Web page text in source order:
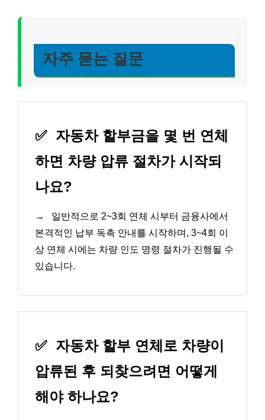
자주 묻는 질문
✅ 자동차 할부금을 몇 번 연체
하면 차량 압류 절차가 시작되
나요?
→
일반적으로 2~3회 연체 시부터 금융사에서
본격적인 납부 독촉 안내를 시작하며, 3~4회 이
상 연체 시에는 차량 인도 명령 절차가 진행될 수
있습니다.
✅ 자동차 할부 연체로 차량이
압류된 후 되찾으려면 어떻게
해야 하나요?